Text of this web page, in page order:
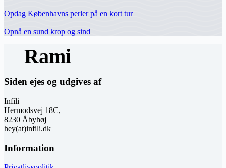
Opdag Københavns perler på en kort tur
Opnå en sund krop og sind
Siden ejes og udgives af
Infili
Hermodsvej 18C,
8230 Åbyhøj
hey(at)infili.dk
Information